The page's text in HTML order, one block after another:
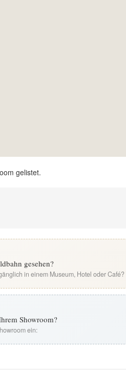
gelistet.
gesehen?
in einem Museum, Hotel oder
Showroom?
ein: